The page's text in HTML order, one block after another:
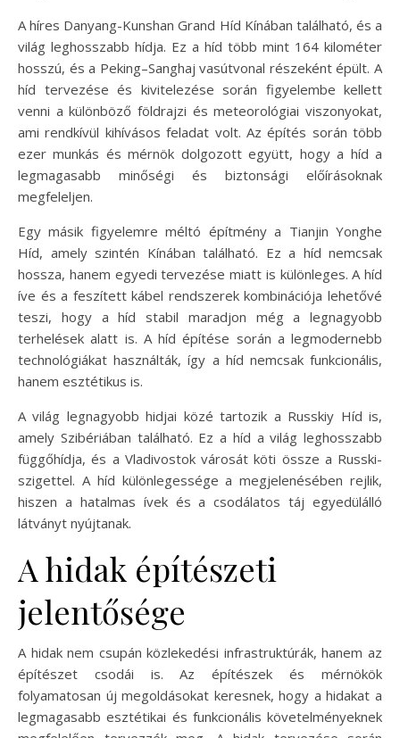
A híres Danyang-Kunshan Grand Híd Kínában található, és a
világ leghosszabb hídja. Ez a híd több mint 164 kilométer
hosszú, és a Peking–Sanghaj vasútvonal részeként épült. A
híd tervezése és kivitelezése során figyelembe kellett
venni a különböző földrajzi és meteorológiai viszonyokat,
ami rendkívül kihívásos feladat volt. Az építés során több
ezer munkás és mérnök dolgozott együtt, hogy a híd a
legmagasabb minőségi és biztonsági előírásoknak
megfeleljen.
Egy másik figyelemre méltó építmény a Tianjin Yonghe
Híd, amely szintén Kínában található. Ez a híd nemcsak
hossza, hanem egyedi tervezése miatt is különleges. A híd
íve és a feszített kábel rendszerek kombinációja lehetővé
teszi, hogy a híd stabil maradjon még a legnagyobb
terhelések alatt is. A híd építése során a legmodernebb
technológiákat használták, így a híd nemcsak funkcionális,
hanem esztétikus is.
A világ legnagyobb hidjai közé tartozik a Russkiy Híd is,
amely Szibériában található. Ez a híd a világ leghosszabb
függőhídja, és a Vladivostok városát köti össze a Russki-
szigettel. A híd különlegessége a megjelenésében rejlik,
hiszen a hatalmas ívek és a csodálatos táj egyedülálló
látványt nyújtanak.
A hidak építészeti
jelentősége
A hidak nem csupán közlekedési infrastruktúrák, hanem az
építészet csodái is. Az építészek és mérnökök
folyamatosan új megoldásokat keresnek, hogy a hidakat a
legmagasabb esztétikai és funkcionális követelményeknek